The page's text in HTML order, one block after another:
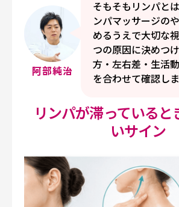
阿部純治
そもそもリンパと
ンパマッサージの
めるうえで大切な
つの原因に決めつ
方・左右差・生活
を合わせて確認しま
リンパが滞っている
いサイン